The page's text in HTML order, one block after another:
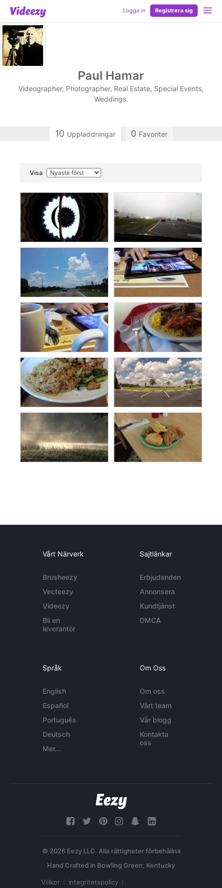
Logga in Registrera sig
Paul Hamar
Videographer, Photographer, Real Estate, Special Events,
Weddings.
10 Uppladdningar 0 Favoriter
Visa
Vårt Närverk
Brusheezy
Vecteezy
Videezy
Bli en
leverantör
Sajtlänkar
Erbjudanden
Annonsera
Kundtjänst
DMCA
Språk
English
Español
Português
Deutsch
Mer...
Om Oss
Om oss
Vårt team
Vår blogg
Kontakta
oss
© 2026 Eezy LLC. Alla rättigheter förbehållna
Villkor Integritetspolicy